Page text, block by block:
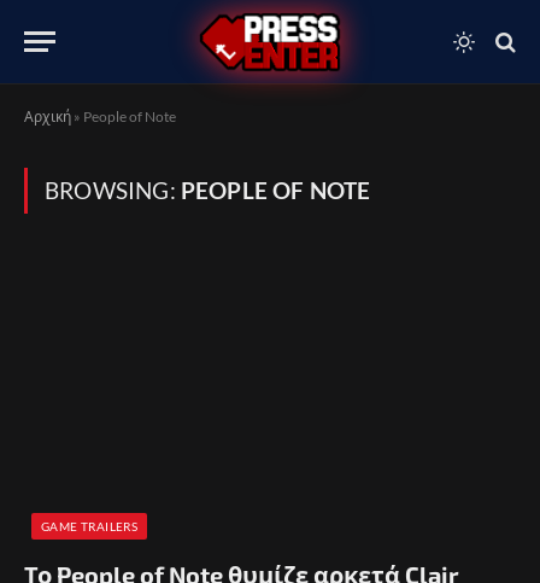
Αρχική » People of Note
BROWSING: PEOPLE OF NOTE
GAME TRAILERS
Το People of Note θυμίζε αρκετά Clair